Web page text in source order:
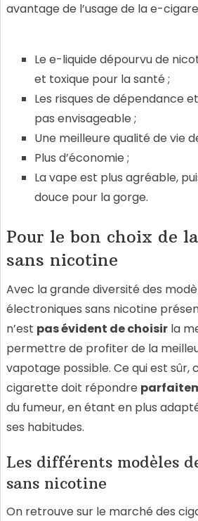
avantage de l’usage de la e-
Le e-liquide dépourvu de
et toxique pour la santé ;
Les risques de dépendance
pas envisageable ;
Une meilleure qualité de vie
Plus d’économie ;
La vape est plus agréable,
douce pour la gorge.
Pour le bon choix de
sans nicotine
Avec la grande diversité des
électroniques sans nicotine
n’est pas évident de choisirla
permettre de profiter de la
vapotage possible. Ce qui est sûr,
cigarette doit répondre p
du fumeur, en étant en plus
ses habitudes.
Les différents modèles
sans nicotine
On retrouve sur le marché des